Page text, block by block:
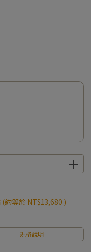
(約等於NT$13,680 )
規格說明